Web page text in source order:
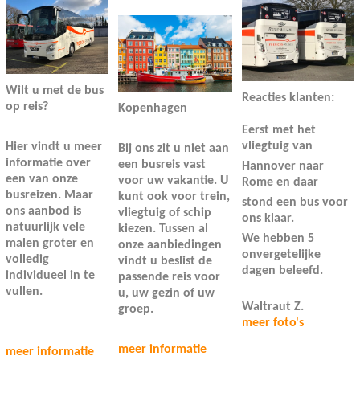
Wilt u met de bus
op reis?
Hier vindt u meer
informatie over
een van onze
busreizen. Maar
ons aanbod is
natuurlijk vele
malen groter en
volledig
individueel in te
vullen.
meer informatie
Kopenhagen
Bij ons zit u niet aan
een busreis vast
voor uw vakantie. U
kunt ook voor trein,
vliegtuig of schip
kiezen. Tussen al
onze aanbiedingen
vindt u beslist de
passende reis voor
u, uw gezin of uw
groep.
meer informatie
Reacties klanten:
Eerst met het
vliegtuig van
Hannover naar
Rome en daar
stond een bus voor
ons klaar.
We hebben 5
onvergetelijke
dagen beleefd.
Waltraut Z.
meer foto's